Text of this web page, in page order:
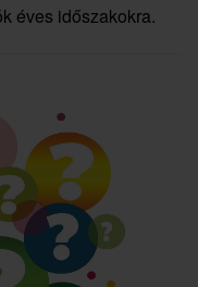
éves időszakokra.